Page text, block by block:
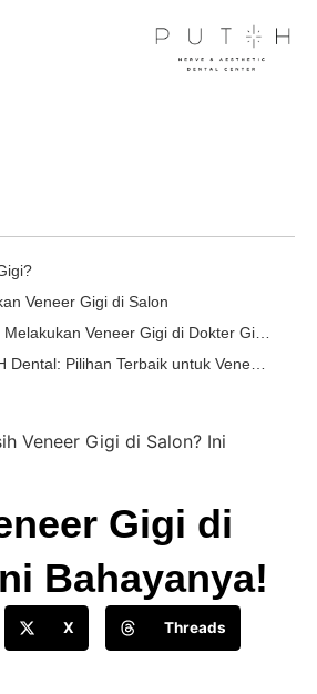
Veneer Gigi di Salon
Veneer Gigi di Salon? Ini
Gigi di
Bahayanya!
X Threads